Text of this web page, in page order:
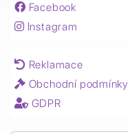
Facebook
Instagram
Reklamace
Obchodní podmínky
GDPR